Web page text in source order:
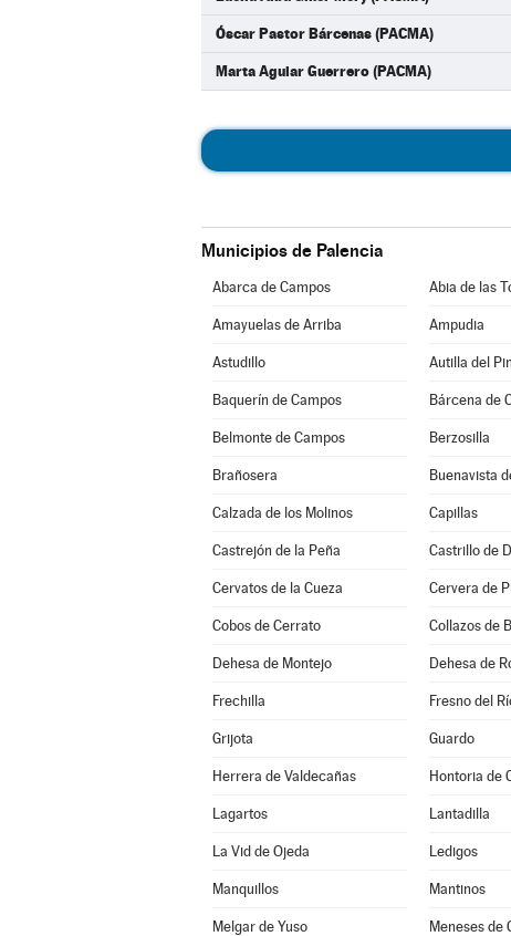
Óscar Pastor Bárcenas (PACMA)
Marta Aguiar Guerrero (PACMA)
Municipios de Palencia
Abarca de Campos Abia de las
Amayuelas de Arriba Ampudia
Astudillo Autilla del
Baquerín de Campos Bárcena de
Belmonte de Campos Berzosilla
Brañosera Buenavista
Calzada de los Molinos Capillas
Castrejón de la Peña Castrillo de
Cervatos de la Cueza Cervera de
Cobos de Cerrato Collazos de
Dehesa de Montejo Dehesa de
Frechilla Fresno del
Grijota Guardo
Herrera de Valdecañas Hontoria de
Lagartos Lantadilla
La Vid de Ojeda Ledigos
Manquillos Mantinos
Melgar de Yuso Meneses de